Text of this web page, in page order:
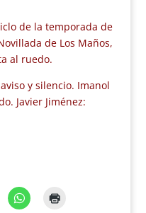
de la temporada de
de Los Maños,
al ruedo.
y silencio. Imanol
Javier Jiménez: